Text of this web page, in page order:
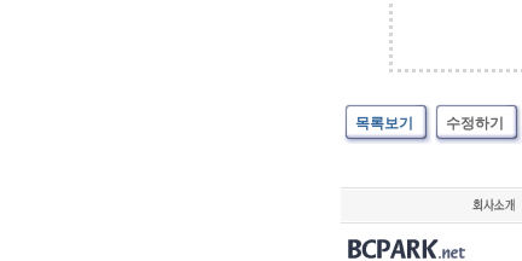
목록보기 수정하기